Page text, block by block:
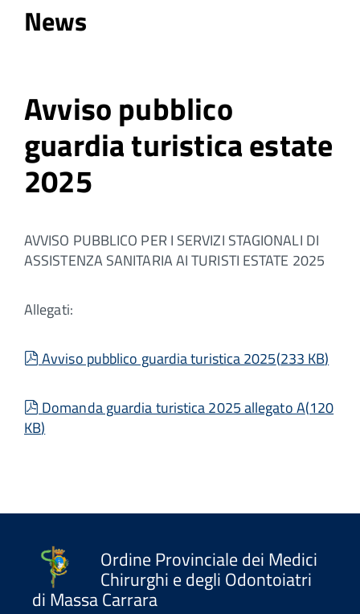
News
Avviso pubblico
guardia turistica estate
2025
AVVISO PUBBLICO PER I SERVIZI STAGIONALI DI
ASSISTENZA SANITARIA AI TURISTI ESTATE 2025
Allegati:
pdf
Avviso pubblico guardia turistica 2025(233 KB)
pdf
Domanda guardia turistica 2025 allegato A(120
KB)
Ordine Provinciale dei Medici
Chirurghi e degli Odontoiatri
di Massa Carrara